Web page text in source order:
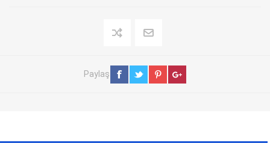
Paylaş